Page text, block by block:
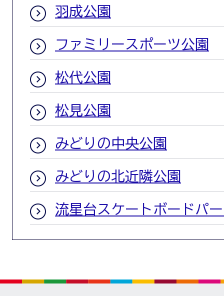
羽成公園
ファミリースポーツ公園
松代公園
松見公園
みどりの中央公園
みどりの北近隣公園
流星台スケートボードパ